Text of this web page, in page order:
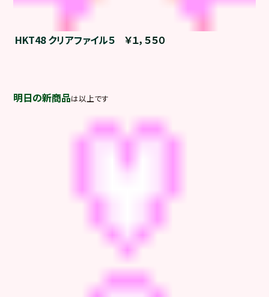
HKT48 クリアファイル５ ￥１，５５０
明日の新商品は以上です